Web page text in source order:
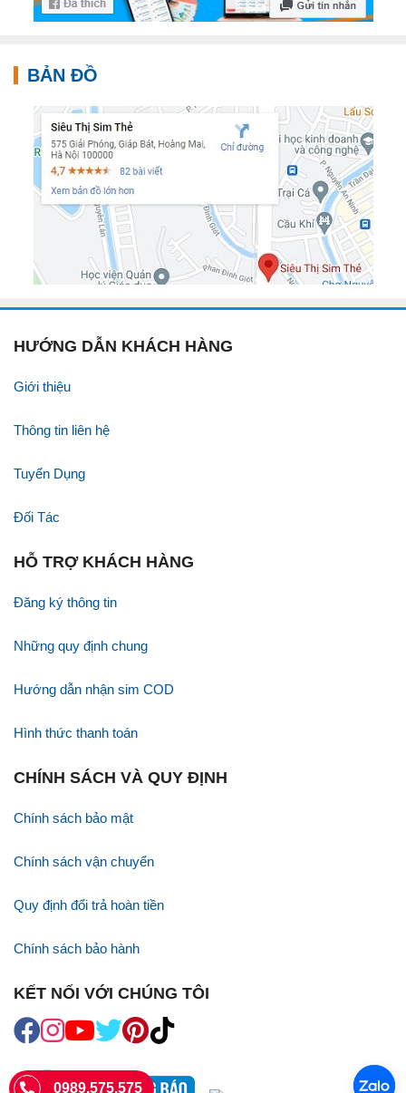
BẢN ĐỒ
HƯỚNG DẪN KHÁCH HÀNG
Giới thiệu
Thông tin liên hệ
Tuyển Dụng
Đối Tác
HỖ TRỢ KHÁCH HÀNG
Đăng ký thông tin
Những quy định chung
Hướng dẫn nhận sim COD
Hình thức thanh toán
CHÍNH SÁCH VÀ QUY ĐỊNH
Chính sách bảo mật
Chính sách vận chuyển
Quy định đổi trả hoàn tiền
Chính sách bảo hành
KẾT NỐI VỚI CHÚNG TÔI
0989.575.575